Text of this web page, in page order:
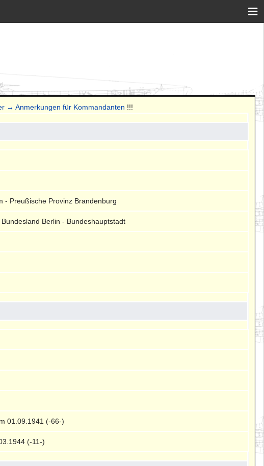
→ Anmerkungen für Kommandanten !!!
- Preußische Provinz Brandenburg
Berlin - Bundeshauptstadt
01.09.1941 (-66-)
(-11-)